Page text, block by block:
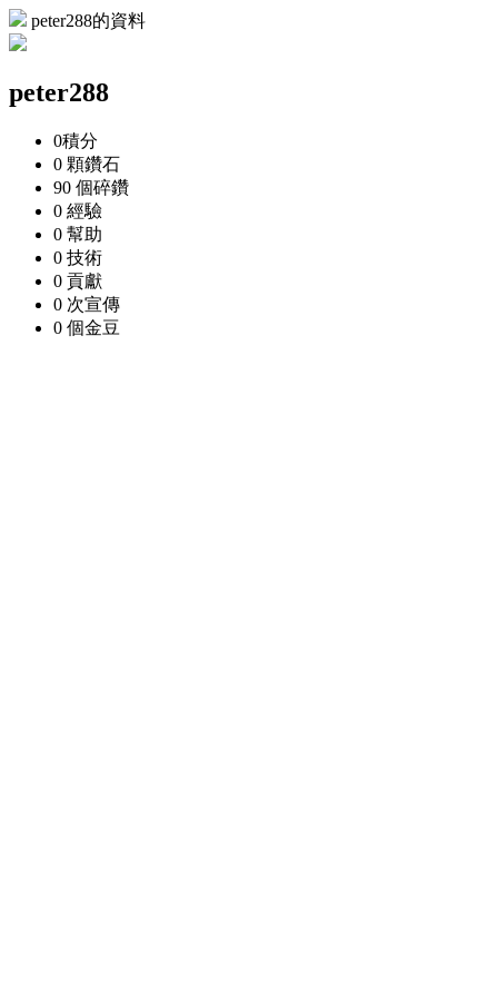
peter288的資料
peter288
0積分
0 顆鑽石
90 個碎鑽
0 經驗
0 幫助
0 技術
0 貢獻
0 次宣傳
0 個金豆